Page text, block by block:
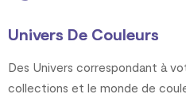
Univers De Couleurs
Des Univers correspondant à
collections et le monde de